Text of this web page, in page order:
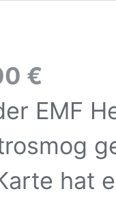
€
EMF
hat